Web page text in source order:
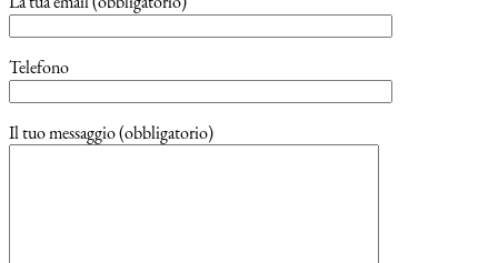
Telefono
Il tuo messaggio (obbligatorio)